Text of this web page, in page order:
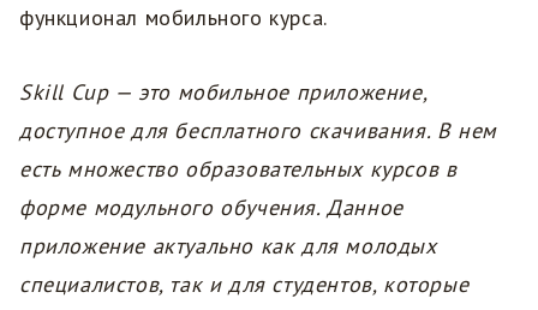
функционал мобильного курса.
Skill Cup — это мобильное приложение,
доступное для бесплатного скачивания. В нем
есть множество образовательных курсов в
форме модульного обучения. Данное
приложение актуально как для молодых
специалистов, так и для студентов, которые